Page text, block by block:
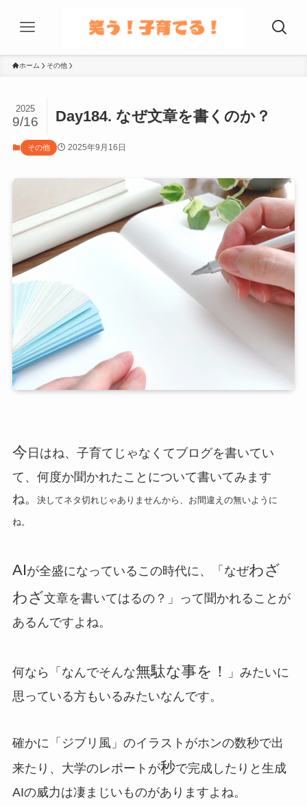
ホーム その他
Day184. なぜ文章を書くのか？
2025
9/16
その他 2025年9月16日
今 日はね、子育てじゃなくてブログを書いてい
て、何度か聞かれたことについて書いてみます
ね。
決してネタ切れじゃありませんから、お間違えの無いように
ね。
AIが全盛になっているこの時代に、「なぜわざ
わざ文章を書いてはるの？」って聞かれることが
あるんですよね。
何なら「なんでそんな無駄な事を！
」みたいに
思っている方もいるみたいなんです。
確かに「ジブリ風」のイラストがホンの数秒で出
来たり、大学のレポートが秒で完成したりと生成
AIの威力は凄まじいものがありますよね。